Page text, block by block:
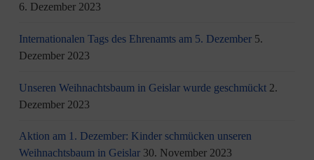
6. Dezember 2023
Internationalen Tags des Ehrenamts am 5. Dezember 5.
Dezember 2023
Unseren Weihnachtsbaum in Geislar wurde geschmückt 2.
Dezember 2023
Aktion am 1. Dezember: Kinder schmücken unseren
Weihnachtsbaum in Geislar 30. November 2023